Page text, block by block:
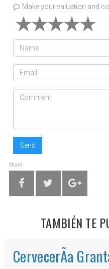
Make your valuation and
Send
Share
TAMBIÉN TE
CervecerÃ­a